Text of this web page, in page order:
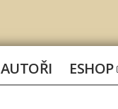
AUTOŘI ESHOP